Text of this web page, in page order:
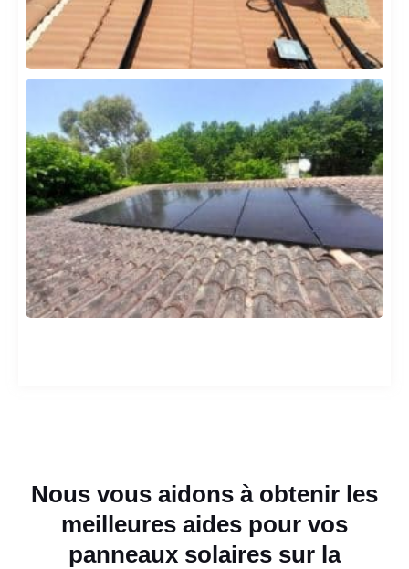
Nous vous aidons à obtenir les
meilleures aides pour vos
panneaux solaires sur la